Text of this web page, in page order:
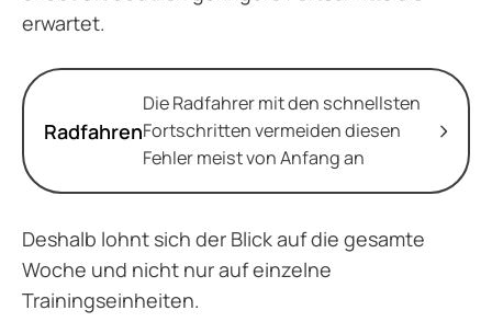
erwartet.
Radfahren
Die Radfahrer mit den schnellsten
Fortschritten vermeiden diesen
Fehler meist von Anfang an
Deshalb lohnt sich der Blick auf die gesamte
Woche und nicht nur auf einzelne
Trainingseinheiten.